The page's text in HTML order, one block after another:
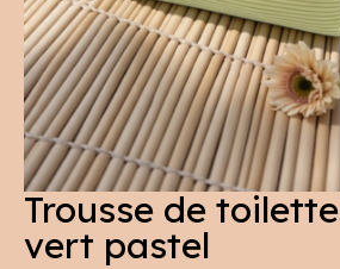
Trousse de toilette
vert pastel